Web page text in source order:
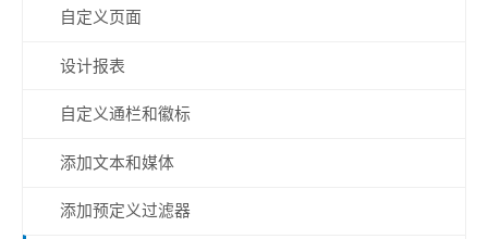
自定义页面
设计报表
自定义通栏和徽标
添加文本和媒体
添加预定义过滤器